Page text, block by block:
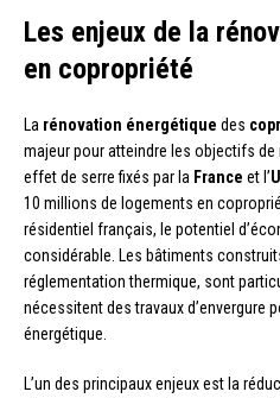
Les enjeux de la
en copropriété
La rénovation énergétique des
majeur pour atteindre les objectifs
effet de serre fixés par la France et l’
10 millions de logements en
résidentiel français, le potentiel
considérable. Les bâtiments
réglementation thermique, sont
nécessitent des travaux d’envergure
énergétique.
L’un des principaux enjeux est la